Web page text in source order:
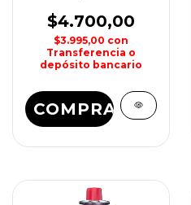
$4.700,00
$3.995,00 con
Transferencia o
depósito bancario